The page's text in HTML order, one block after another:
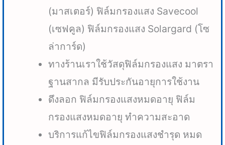
(มาสเตอร์) ฟิล์มกรองแสง Savecool
(เซฟคูล) ฟิล์มกรองแสง Solargard (โซ
ล่าการ์ด)
ทางร้านเราใช้วัสดุฟิล์มกรองแสง มาตรา
ฐานสากล มีรับประกันอายุการใช้งาน
ดึงลอก ฟิล์มกรองแสงหมดอายุ ฟิล์ม
กรองแสงหมดอายุ ทำความสะอาด
บริการแก้ไขฟิล์มกรองแสงชำรุด หมด